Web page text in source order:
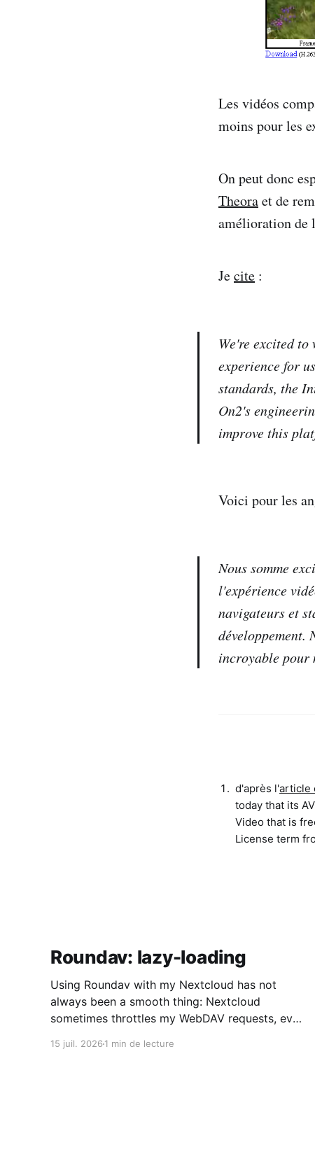
Les vidéos
moins pour les
On peut donc
Theoraet de
amélioration de
Jecite :
We're excited to
experience for
standards, the
On2's
improve this
Voici pour les
Nous somme
l'expérience
navigateurs et
développement.
incroyable pour
d'après l'article
today that its
Video that is
License term
Roundav: lazy-loading
Using Roundav with my Nextcloud has not
always been a smooth thing: Nextcloud
sometimes throttles my WebDAV requests, even
quite a number of folders and nested folders.
15 juil. 2026 1 min de lecture